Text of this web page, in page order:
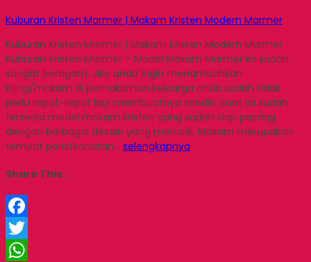
Kuburan Kristen Marmer | Makam Kristen Modern Marmer
Kuburan Kristen Marmer | Makam Kristen Modern Marmer
Kuburan Kristen Marmer – Model Makam Marmer ini sudah
sangat beragam. Jika anda ingin menambahkan
kijing/makam di pemakaman keluarga anda sudah tidak
perlu repot-repot lagi membuatnya sendiri. Saat ini sudah
tersedia model makam kristen yang sudah siap pasang
dengan berbagai desain yang menarik. Makam merupakan
tempat peristirahatan… selengkapnya
Share This :
Facebook
Twitter